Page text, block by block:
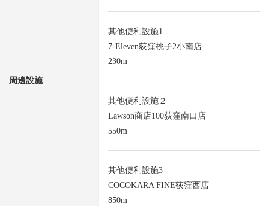
周邊設施
其他便利設施1
7-Eleven荻窪桃子2小南店
230m
其他便利設施２
Lawson商店100荻窪南口店
550m
其他便利設施3
COCOKARA FINE荻窪西店
850m